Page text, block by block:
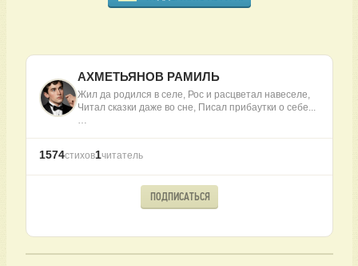
АХМЕТЬЯНОВ РАМИЛЬ
Жил да родился в селе, Рос и расцветал навеселе,
Читал сказки даже во сне, Писал прибаутки о себе...
…
1574стихов1читатель
ПОДПИСАТЬСЯ